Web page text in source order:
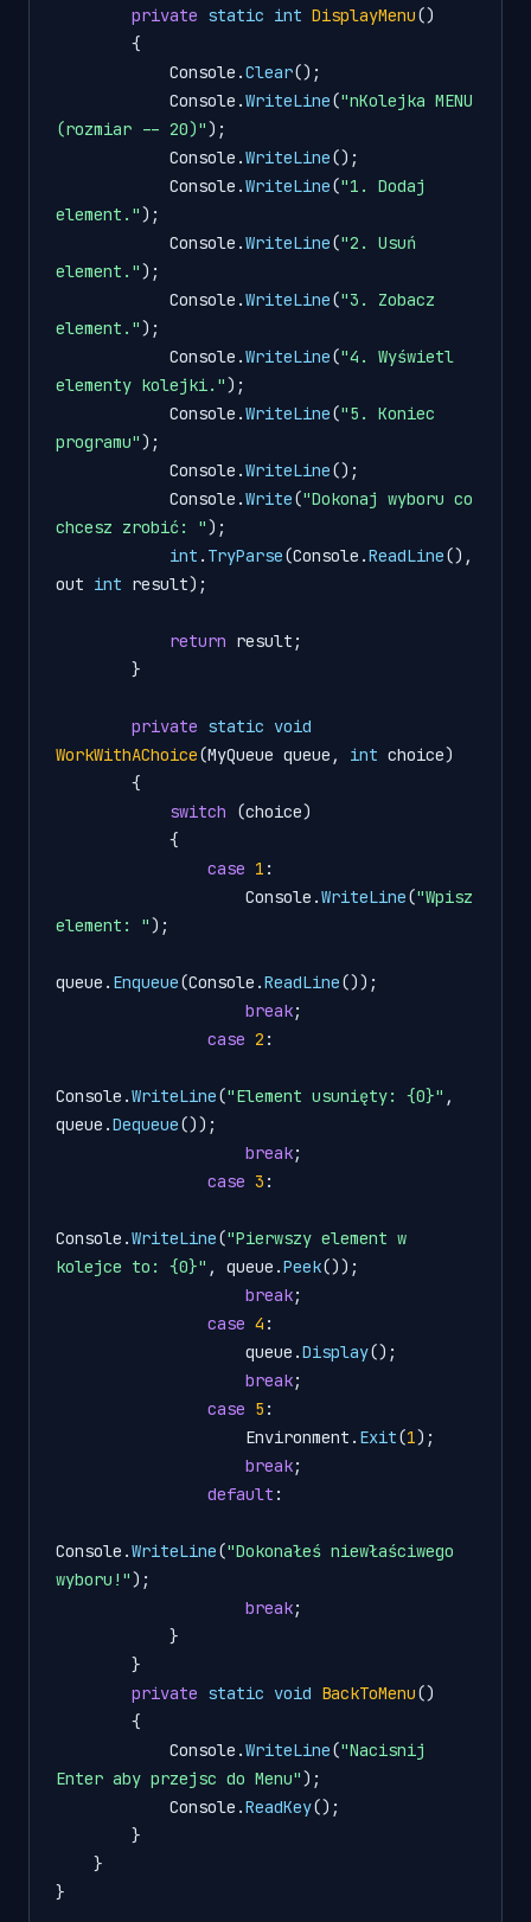
private static int DisplayMenu()
{
            Console.
Clear();
            Console.
WriteLine("nKolejka MENU
(rozmiar -- 20)");
            Console.
WriteLine();
            Console.
WriteLine("1. Dodaj
element.");
            Console.
WriteLine("2. Usuń
element.");
            Console.
WriteLine("3. Zobacz
element.");
            Console.
WriteLine("4. Wyświetl
elementy kolejki.");
            Console.
WriteLine("5. Koniec
programu");
            Console.
WriteLine();
            Console.
Write("Dokonaj wyboru co
chcesz zrobić: ");
int . TryParse(Console.ReadLine(),
out int result);
return result;
private static void
WorkWithAChoice(MyQueue queue, int choice)
{
switch (choice)
case 1 :
                    Console.
WriteLine("Wpisz
element: ");
queue. Enqueue(Console.ReadLine());
break;
case 2 :
Console.WriteLine("Element usunięty: {0}" ,
queue.Dequeue());
break;
case 3 :
Console.WriteLine("Pierwszy element w
kolejce to: {0}" , queue.Peek());
break;
case 4 :
                    queue.
Display();
break;
case 5 :
                    Environment.
Exit(1);
break;
default :
Console.WriteLine("Dokonałeś niewłaściwego
wyboru!");
break;
private static void BackToMenu()
{
            Console.
WriteLine("Nacisnij
Enter aby przejsc do Menu");
            Console.
ReadKey();
}